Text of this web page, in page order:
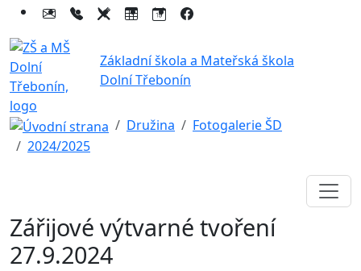
Základní škola a Mateřská škola
Dolní Třebonín
Družina
Fotogalerie ŠD
2024/2025
Zářijové výtvarné tvoření
27.9.2024